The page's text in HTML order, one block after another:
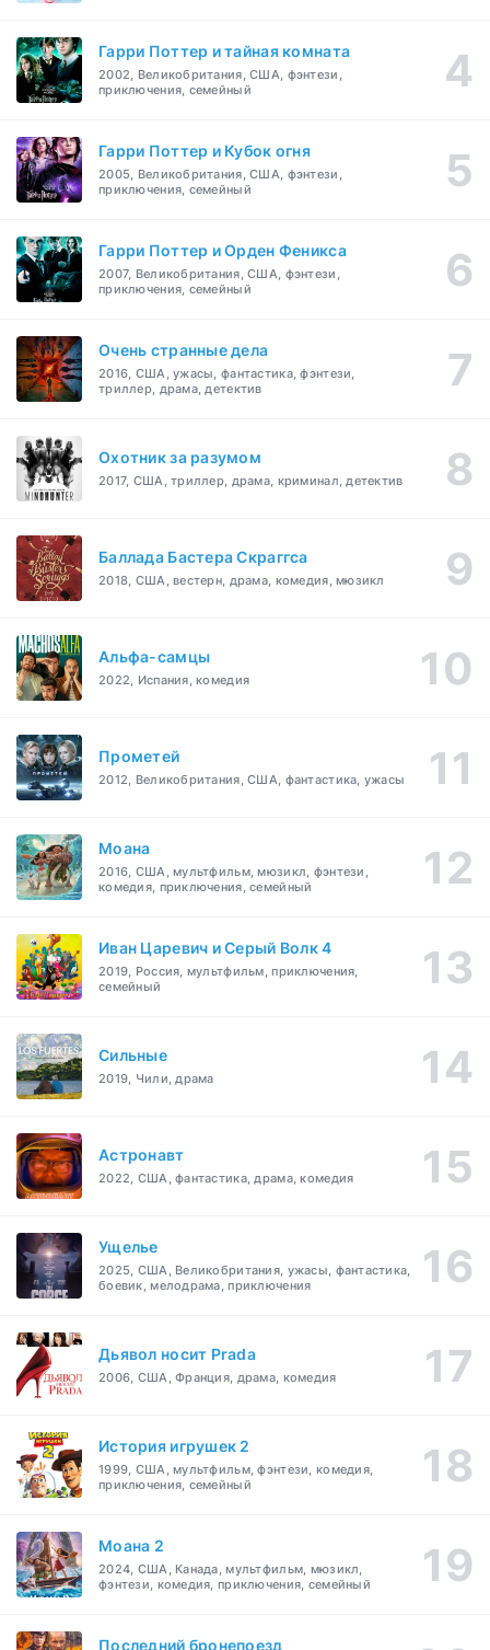
Гарри Поттер и тайная комната
2002, Великобритания, США, фэнтези,
приключения, семейный
Гарри Поттер и Кубок огня
2005, Великобритания, США, фэнтези,
приключения, семейный
Гарри Поттер и Орден Феникса
2007, Великобритания, США, фэнтези,
приключения, семейный
Очень странные дела
2016, США, ужасы, фантастика, фэнтези,
триллер, драма, детектив
Охотник за разумом
2017, США, триллер, драма, криминал, детектив
Баллада Бастера Скраггса
2018, США, вестерн, драма, комедия, мюзикл
Альфа-самцы
2022, Испания, комедия
Прометей
2012, Великобритания, США, фантастика, ужасы
Моана
2016, США, мультфильм, мюзикл, фэнтези,
комедия, приключения, семейный
Иван Царевич и Серый Волк 4
2019, Россия, мультфильм, приключения,
семейный
Сильные
2019, Чили, драма
Астронавт
2022, США, фантастика, драма, комедия
Ущелье
2025, США, Великобритания, ужасы, фантастика,
боевик, мелодрама, приключения
Дьявол носит Prada
2006, США, Франция, драма, комедия
История игрушек 2
1999, США, мультфильм, фэнтези, комедия,
приключения, семейный
Моана 2
2024, США, Канада, мультфильм, мюзикл,
фэнтези, комедия, приключения, семейный
Последний бронепоезд